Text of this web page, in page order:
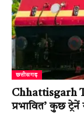
छत्तीसगढ़
Chhattisgarh
प्रभावित’ कुछ ट्रेनें